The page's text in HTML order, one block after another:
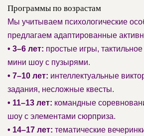
Программы по возрастам
Мы учитываем психологические
предлагаем адаптированные
• 3–6 лет: простые игры,
мини шоу с пузырями.
• 7–10 лет: интеллектуальные
задания, несложные квесты.
• 11–13 лет: командные
шоу с элементами сюрприза.
• 14–17 лет: тематические